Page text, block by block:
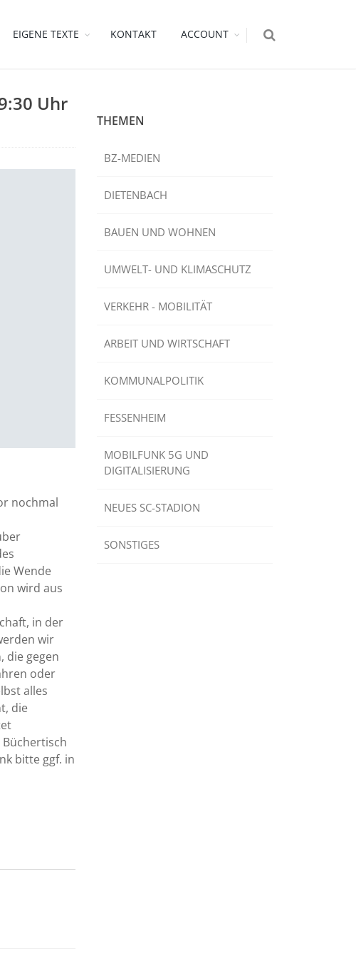
EIGENE TEXTE KONTAKT ACCOUNT
Uhr
nochmal
Wende
wird aus
in der
wir
die gegen
oder
alles
die
bitte ggf. in
THEMEN
BZ-MEDIEN
DIETENBACH
BAUEN UND WOHNEN
UMWELT- UND KLIMASCHUTZ
VERKEHR - MOBILITÄT
ARBEIT UND WIRTSCHAFT
KOMMUNALPOLITIK
FESSENHEIM
MOBILFUNK 5G UND
DIGITALISIERUNG
NEUES SC-STADION
SONSTIGES